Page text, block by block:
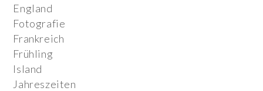
England
Fotografie
Frankreich
Frühling
Island
Jahreszeiten